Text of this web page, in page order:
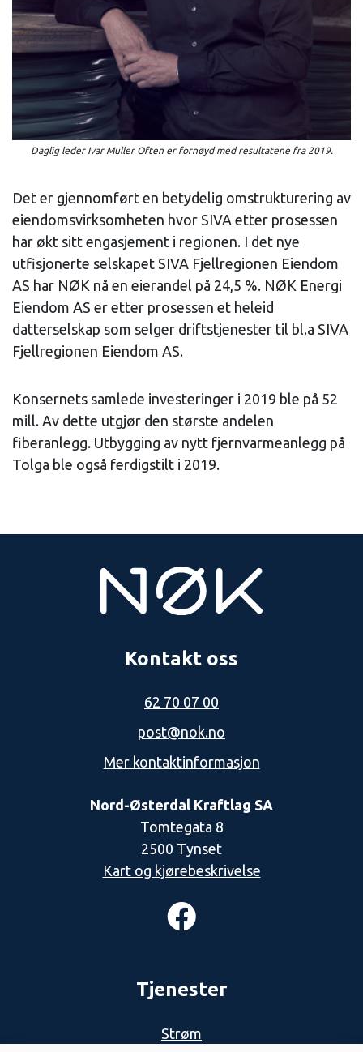
Daglig leder Ivar Muller Often er fornøyd med resultatene fra 2019.
Det er gjennomført en betydelig omstrukturering av
eiendomsvirksomheten hvor SIVA etter prosessen
har økt sitt engasjement i regionen. I det nye
utfisjonerte selskapet SIVA Fjellregionen Eiendom
AS har NØK nå en eierandel på 24,5 %. NØK Energi
Eiendom AS er etter prosessen et heleid
datterselskap som selger driftstjenester til bl.a SIVA
Fjellregionen Eiendom AS.
Konsernets samlede investeringer i 2019 ble på 52
mill. Av dette utgjør den største andelen
fiberanlegg. Utbygging av nytt fjernvarmeanlegg på
Tolga ble også ferdigstilt i 2019.
Kontakt oss
62 70 07 00
post@nok.no
Mer kontaktinformasjon
Nord-Østerdal Kraftlag SA
Tomtegata 8
2500 Tynset
Kart og kjørebeskrivelse
Tjenester
Strøm